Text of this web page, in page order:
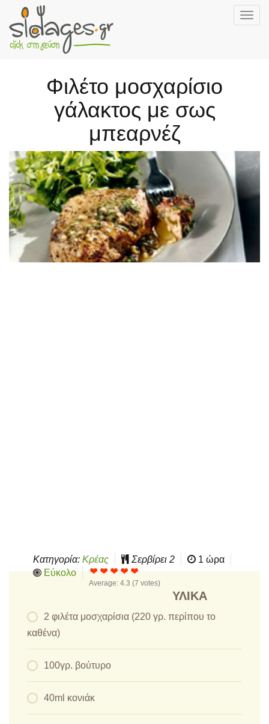
Skip
Φιλέτο μοσχαρίσιο
γάλακτος με σως
μπεαρνέζ
Κατηγορία: Κρέας Σερβίρει 2
1 ώρα
Εύκολο
Average: 4.3 (7 votes)
ΥΛΙΚΆ
2 φιλέτα μοσχαρίσια (220 γρ. περίπου το
καθένα)
100γρ. βούτυρο
40ml κονιάκ